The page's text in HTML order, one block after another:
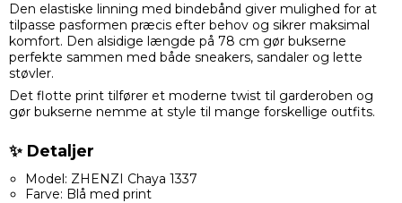
Den elastiske linning med bindebånd giver mulighed for at
tilpasse pasformen præcis efter behov og sikrer maksimal
komfort. Den alsidige længde på 78 cm gør bukserne
perfekte sammen med både sneakers, sandaler og lette
støvler.
Det flotte print tilfører et moderne twist til garderoben og
gør bukserne nemme at style til mange forskellige outfits.
✨ Detaljer
Model: ZHENZI Chaya 1337
Farve: Blå med print